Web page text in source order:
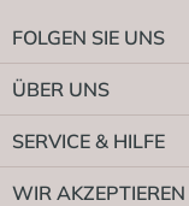
FOLGEN SIE UNS
ÜBER UNS
SERVICE & HILFE
WIR AKZEPTIEREN